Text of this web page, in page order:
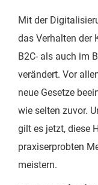
Mit der
das Verhalten der
B2C- als auch im
verändert. Vor
neue Gesetze
wie selten zuvor.
gilt es jetzt, diese
praxiserprobten
meistern.